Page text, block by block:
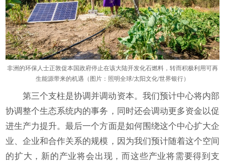
非洲的环保人士正敦促本国政府停止在该大陆开发化石燃料，转而积极利用可再
生能源带来的机遇（图片：照明全球/太阳文化/世界银行）
第三个支柱是协调并调动资本。我们预计中心将内部
协调整个生态系统内的事务，同时还会调动更多资金以促
进生产力提升。最后一个方面是如何围绕这个中心扩大企
业、企业和合作关系的规模，因为我们预计随着这个空间
的扩大，新的产业将会出现，而这些产业将需要得到支